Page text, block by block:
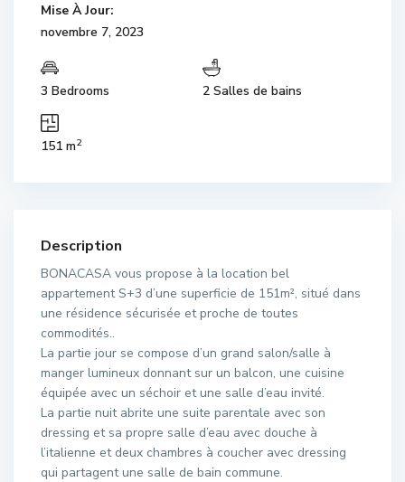
Mise À Jour:
novembre 7, 2023
3 Bedrooms 2 Salles de bains
151 m2
Description
BONACASA vous propose à la location bel
appartement S+3 d’une superficie de 151m², situé dans
une résidence sécurisée et proche de toutes
commodités..
La partie jour se compose d’un grand salon/salle à
manger lumineux donnant sur un balcon, une cuisine
équipée avec un séchoir et une salle d’eau invité.
La partie nuit abrite une suite parentale avec son
dressing et sa propre salle d’eau avec douche à
l’italienne et deux chambres à coucher avec dressing
qui partagent une salle de bain commune.